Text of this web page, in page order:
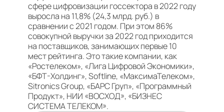
сфере цифровизации госсектора в 2022 году
выросла на 11,8% (24,3 млрд. руб.) в
сравнении с 2021 годом. При этом 86%
совокупной выручки за 2022 год приходится
на поставщиков, занимающих первые 10
мест рейтинга. Это такие компании, как
«Ростелеком», «Лига Цифровой Экономики»,
«БФТ-Холдинг», Softline, «МаксимаТелеком»,
Sitronics Group, «БАРС Груп», «Программный
Продукт», НИИ «ВОСХОД», «БИЗНЕС
СИСТЕМА ТЕЛЕКОМ».